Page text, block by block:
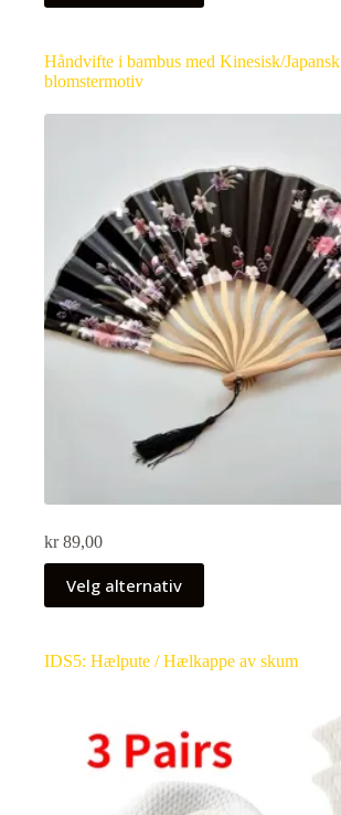
Håndvifte i bambus med Kinesisk/Japansk
blomstermotiv
kr89,00
Velg alternativ
IDS5: Hælpute / Hælkappe av skum